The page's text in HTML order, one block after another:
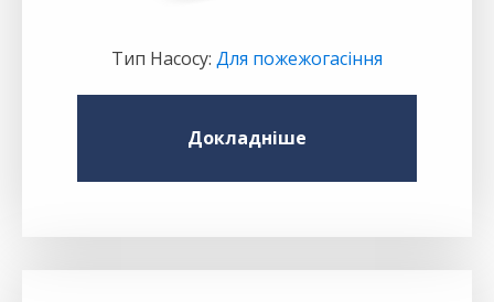
Тип Насосу: Для пожежогасіння
Докладніше